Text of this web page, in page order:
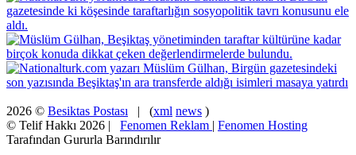
2026 © Besiktas Postası | (xml news )
© Telif Hakkı 2026 | Fenomen Reklam | Fenomen Hosting
Tarafından Gururla Barındırılır